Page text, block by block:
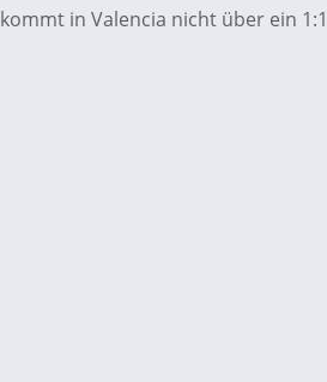
kommt in Valencia nicht über ein